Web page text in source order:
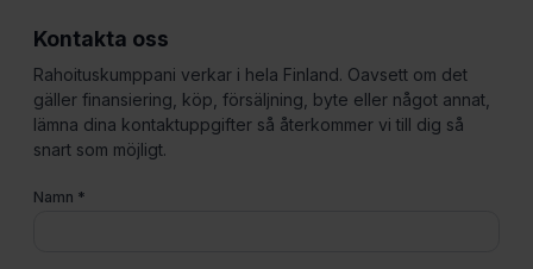
Kontakta oss
Rahoituskumppani verkar i hela Finland. Oavsett om det
gäller finansiering, köp, försäljning, byte eller något annat,
lämna dina kontaktuppgifter så återkommer vi till dig så
snart som möjligt.
Namn *